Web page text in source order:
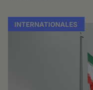
INTERNATIONALES